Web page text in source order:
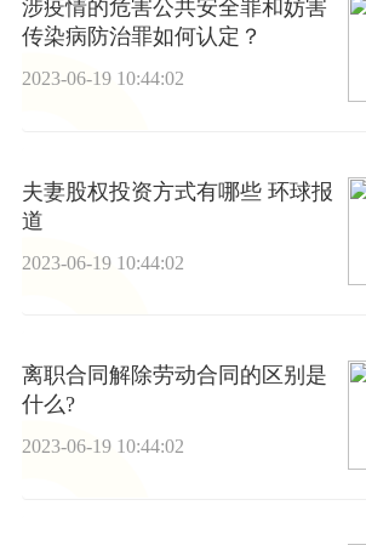
涉疫情的危害公共安全罪和妨害
传染病防治罪如何认定？
2023-06-19 10:44:02
夫妻股权投资方式有哪些 环球报
道
2023-06-19 10:44:02
离职合同解除劳动合同的区别是
什么?
2023-06-19 10:44:02